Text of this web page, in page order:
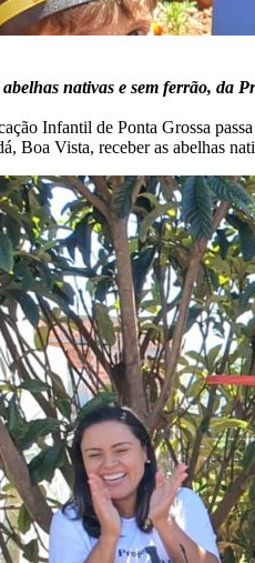
nativas e sem ferrão, da
Infantil de Ponta Grossa
Boa Vista, receber as abelhas